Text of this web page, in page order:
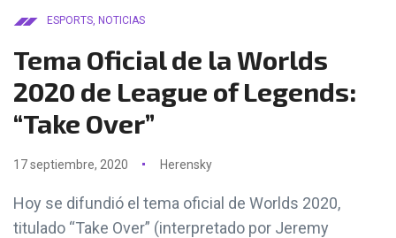
ESPORTS NOTICIAS
Tema Oficial de la Worlds
2020 de League of Legends:
“Take Over”
17 septiembre, 2020 Herensky
Hoy se difundió el tema oficial de Worlds 2020,
titulado “Take Over” (interpretado por Jeremy